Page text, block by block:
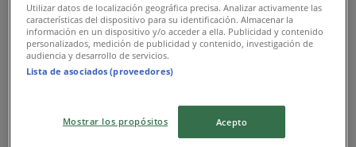
Truper
Utilizar datos de localización geográfica precisa. Analizar activamente las
características del dispositivo para su identificación. Almacenar la
información en un dispositivo y/o acceder a ella. Publicidad y contenido
personalizados, medición de publicidad y contenido, investigación de
audiencia y desarrollo de servicios.
Lista de asociados (proveedores)
Mostrar los propósitos Acepto